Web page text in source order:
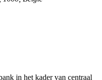
in het kader van centraal